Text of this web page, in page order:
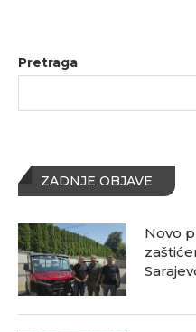
Pretraga
ZADNJE OBJAVE
Novo